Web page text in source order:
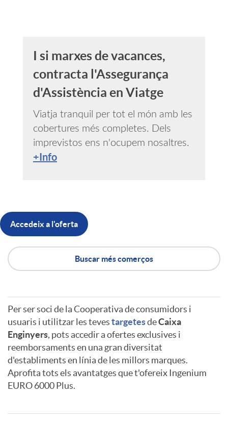
e
n
u
m
I si marxes de vacances,
contracta l'Assegurança
d'Assistència en Viatge
Viatja tranquil per tot el món amb les
cobertures més completes. Dels
imprevistos ens n'ocupem nosaltres.
+Info
Accedeix a l'oferta
Buscar més comerços
A
p
l
A
v
i
Per ser soci de la Cooperativa de consumidors i
usuaris i utilitzar les tevestargetesdeCaixa
Enginyers, pots accedir a ofertes exclusives i
reemborsaments en una gran diversitat
d'establiments en línia de les millors marques.
Aprofita tots els avantatges que t'ofereix Ingenium
EURO 6000 Plus.